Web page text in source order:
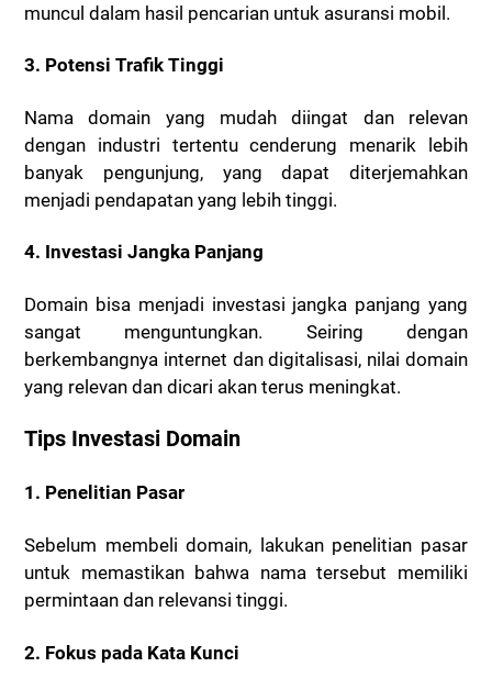
muncul dalam hasil pencarian untuk asuransi mobil.
3. Potensi Trafik Tinggi
Nama domain yang mudah diingat dan relevan
dengan industri tertentu cenderung menarik lebih
banyak pengunjung, yang dapat diterjemahkan
menjadi pendapatan yang lebih tinggi.
4. Investasi Jangka Panjang
Domain bisa menjadi investasi jangka panjang yang
sangat menguntungkan. Seiring dengan
berkembangnya internet dan digitalisasi, nilai domain
yang relevan dan dicari akan terus meningkat.
Tips Investasi Domain
1. Penelitian Pasar
Sebelum membeli domain, lakukan penelitian pasar
untuk memastikan bahwa nama tersebut memiliki
permintaan dan relevansi tinggi.
2. Fokus pada Kata Kunci